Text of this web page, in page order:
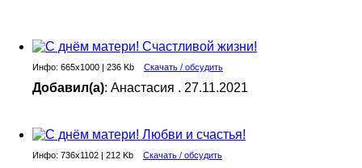
Инфо: 665х1000 | 236 Kb Скачать / обсудить
Добавил(а): Анастасия . 27.11.2021
Инфо: 736х1102 | 212 Kb Скачать / обсудить